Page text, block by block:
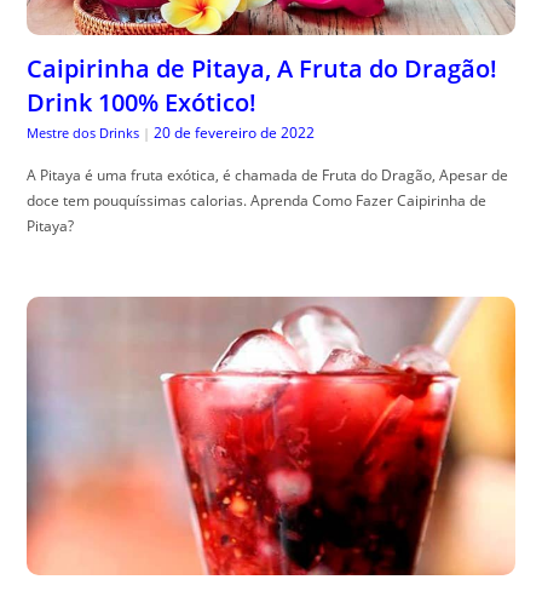
Caipirinha de Pitaya, A Fruta do Dragão!
Drink 100% Exótico!
Mestre dos Drinks | 20 de fevereiro de 2022
A Pitaya é uma fruta exótica, é chamada de Fruta do Dragão, Apesar de
doce tem pouquíssimas calorias. Aprenda Como Fazer Caipirinha de
Pitaya?